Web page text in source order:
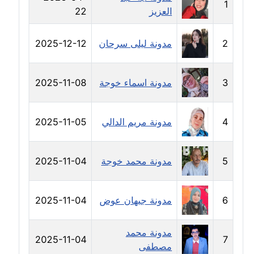
مدونة سالي علاء الدين
عاملة
مدونة سامح رشاد
عاملة
مدونة سامح طلعت
عاملة
مدونة سامح فرج
عاملة
مدونة سحر أبو العلا
عاملة
مدونة سحر حسب الله
عاملة
1
العزيز
22
2 مدونة ليلى سرحان 2025-12-12
3 مدونة اسماء خوجة 2025-11-08
4 مدونة مريم الدالي 2025-11-05
5 مدونة محمد خوجة 2025-11-04
6 مدونة جيهان عوض 2025-11-04
7
مدونة محمد
مصطفى
2025-11-04